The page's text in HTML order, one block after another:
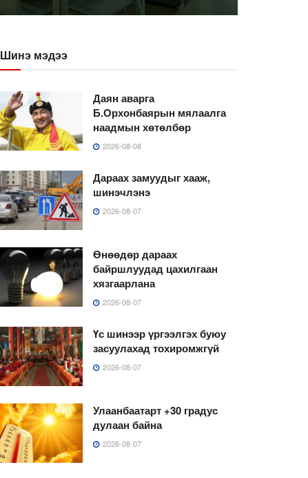
Шинэ мэдээ
Даян аварга
Б.Орхонбаярын мялаалга
наадмын хөтөлбөр
2026-08-08
Дараах замуудыг хааж,
шинэчлэнэ
2026-08-07
Өнөөдөр дараах
байршлуудад цахилгаан
хязгаарлана
2026-08-07
Үс шинээр үргээлгэх буюу
засуулахад тохиромжгүй
2026-08-07
Улаанбаатарт +30 градус
дулаан байна
2026-08-07